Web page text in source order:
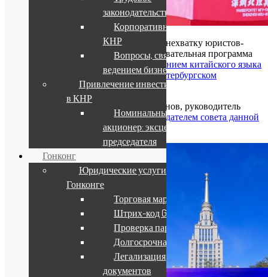
Также было отмечено, что восполнить нехватку юристов-
китаистов призвана уникальная образовательная программа
«Юриспруденция с углубленным изучением китайского языка
и права КНР», реализуемая в Санкт-Петербургском
государственном университете.
Напомним, что Александр Зайнигабдинов, руководитель
пекинского офиса CW, являетсяпредседателем совета данной
образовательной программы.
законодательство КНР
Корпоративное право
КНР
Вопросы, связанные с
ведением бизнеса в КНР
Привлечение инвестиций
в КНР
Номинальный
акционер: эксцесс зиц-
председателя
Гонконг
Юридические услуги в
Гонконге
Торговая марка
Штрих-код GS1
Проверка партнера
Долгосрочная виза
Легализация
документов